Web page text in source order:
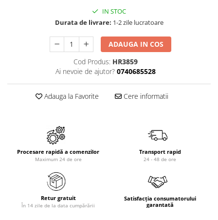
IN STOC
Durata de livrare: 1-2 zile lucratoare
ADAUGA IN COS
Cod Produs: HR3859
Ai nevoie de ajutor? 0740685528
Adauga la Favorite Cere informatii
Procesare rapidă a comenzilor
Maximum 24 de ore
Transport rapid
24 - 48 de ore
Retur gratuit
În 14 zile de la data cumpărării
Satisfacția consumatorului
garantată